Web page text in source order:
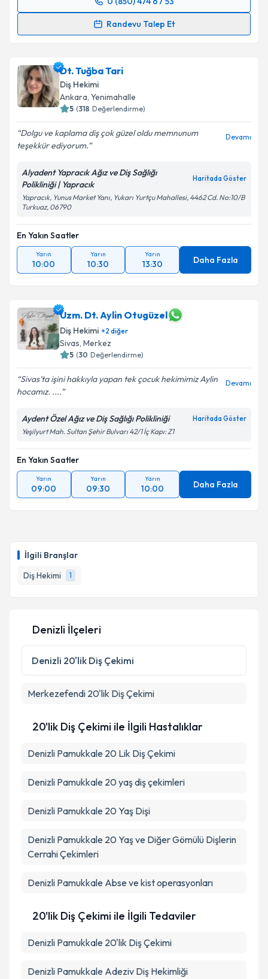
İlgili Branşlar
Diş Hekimi
1
Randevu Talep Et
Randevu Takvimi Talebi
takvim hazırlandığında e-posta ile bilgilendireceğiz.
E-posta Adresiniz
Kişisel verilerimin işlenmesine ilişkin
kapsamda işlenmesini kabul ediyorum.
Dt. Tuğba Tari
Diş Hekimi
Ankara, Yenimahalle
5 (318 Değerlendirme)
Dolgu ve kaplama diş çok güzel oldu memnunum
teşekkür ediyorum.
Devamı
Alyadent Yapracık Ağız ve Diş Sağlığı
Polikliniği | Yapracık
Haritada Göster
Yapracık, Yunus Market Yanı, Yukarı Yurtçu Mahallesi, 4462 Cd. No:10/B
Turkuaz, 06790
En Yakın Saatler
Yarın
10:00
Yarın
10:30
Yarın
13:30 Daha Fazla
Uzm. Dt. Aylin Otugüzel
Diş Hekimi +2 diğer
Sivas, Merkez
5 (30 Değerlendirme)
Sivas’ta işini hakkıyla yapan tek çocuk hekimimiz Aylin
hocamız. ....
Devamı
Aydent Özel Ağız ve Diş Sağlığı Polikliniği Haritada Göster
Yeşilyurt Mah. Sultan Şehir Bulvarı 42/1 İç Kapı: Z1
En Yakın Saatler
Yarın
09:00
Yarın
09:30
Yarın
10:00 Daha Fazla
Denizli İlçeleri
Denizli 20'lik Diş Çekimi
Merkezefendi 20'lik Diş Çekimi
20'lik Diş Çekimi ile İlgili Hastalıklar
Denizli Pamukkale 20 Lik Diş Çekimi
Denizli Pamukkale 20 yaş diş çekimleri
Denizli Pamukkale 20 Yaş Dişi
Denizli Pamukkale 20 Yaş ve Diğer Gömülü Dişlerin
Cerrahi Çekimleri
Denizli Pamukkale Abse ve kist operasyonları
20'lik Diş Çekimi ile İlgili Tedaviler
Denizli Pamukkale 20'lik Diş Çekimi
Denizli Pamukkale Adeziv Diş Hekimliği